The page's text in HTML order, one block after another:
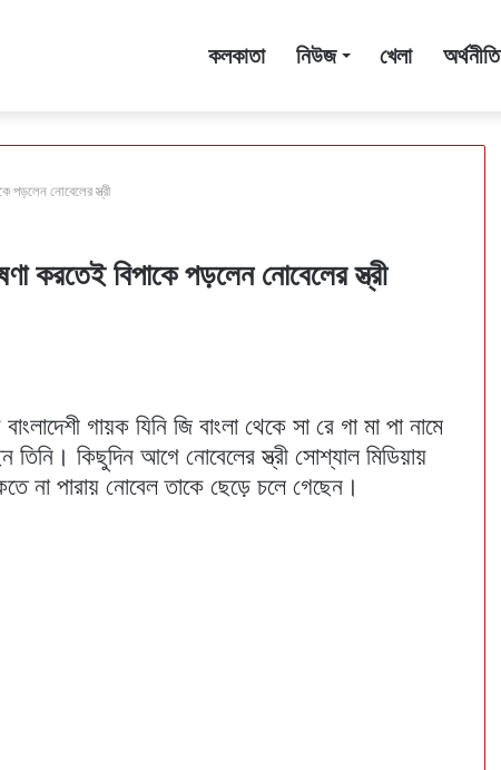
কলকাতা নিউজ খেলা অর্থনীতি
পড়লেন নোবেলের স্ত্রী
করতেই বিপাকে পড়লেন নোবেলের স্ত্রী
গায়ক যিনি জি বাংলা থেকে সা রে গা মা পা নামে
তিনি। কিছুদিন আগে নোবেলের স্ত্রী সোশ্যাল মিডিয়ায়
না পারায় নোবেল তাকে ছেড়ে চলে গেছেন।